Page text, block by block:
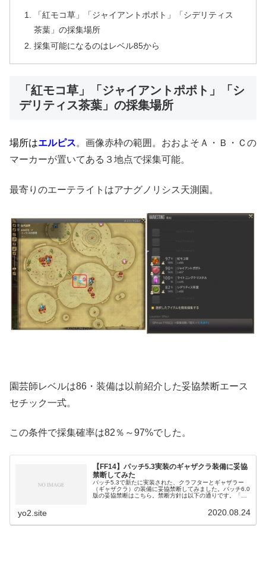
「紅モコ草」「ジャイアントポポト」「シデリティス
茶葉」の採集場所
採集可能になるのはレベル85から
「紅モコ草」「ジャイアントポポト」「シ
デリティス茶葉」の採集場所
場所はエルピス。画像赤枠の範囲。おおよそＡ・Ｂ・Ｃの
マーカーが置いてある３地点で採集可能。
最寄りのエーテライトはアナグノリシス天測園。
園芸師レベルは86・装備は以前紹介した妥協禁断エース
セチック一式。
この条件で採集確率は82％～97%でした。
【FF14】パッチ5.3実装のギャザクラ装備に妥協
禁断してみた
パッチ5.3で新たに実装された、クラフターとギャザラー
（ギャザクラ）の装備に妥協禁断してみました。パッチ6.0
版の妥協禁断はこちら。禁断方針は以下の通りです。「エ
yo2.site 2020.08.24